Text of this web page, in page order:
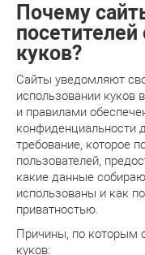
Почему
куков?
Сайты уведомляют
использовании куков
и правилами
конфиденциальности
требование, которое
пользователей,
какие данные
использованы и как
приватностью.
Причины, по которым
куков: